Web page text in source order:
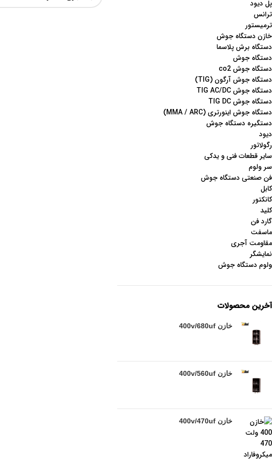
پل دیود
ترانس
ترمیستور
خازن دستگاه جوش
دستگاه برش پلاسما
دستگاه جوش
دستگاه جوش co2
دستگاه جوش آرگون (TIG)
دستگاه جوش TIG AC/DC
دستگاه جوش TIG DC
دستگاه جوش اینورتری (MMA / ARC)
دستگیره دستگاه جوش
دیود
رگولاتور
سایر قطعات فنی و یدکی
سر ولوم
فن صنعتی دستگاه جوش
کابل
کانکتور
کلید
گارد فن
ماسفت
مقاومت آجری
نمایشگر
ولوم دستگاه جوش
آخرین محصولات
خازن 400v/680uf
خازن 400v/560uf
خازن 400v/470uf